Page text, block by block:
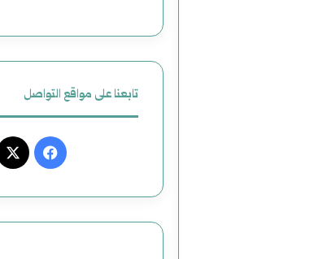
تابعنا على مواقع التواصل